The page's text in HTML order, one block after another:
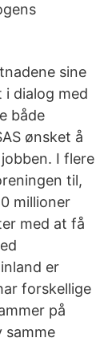
sine
dialog med
både
ønsket å
I flere
til,
millioner
med at få
er
forskellige
på
samme